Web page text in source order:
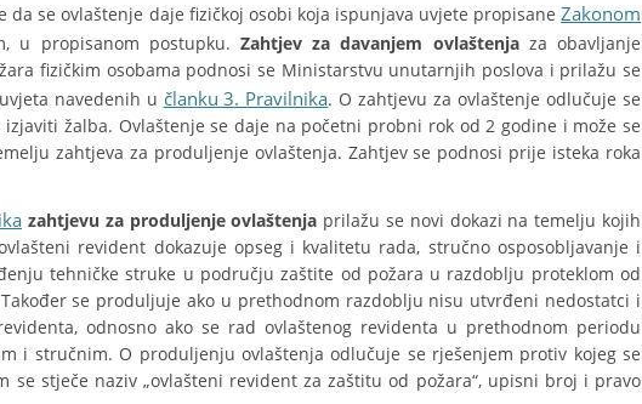
da se ovlaštenje daje fizičkoj osobi koja ispunjava uvjete propisaneZakonom
u propisanom postupku. Zahtjev za davanjem ovlaštenjaza obavljanje
fizičkim osobama podnosi se Ministarstvu unutarnjih poslova i prilažu se
navedenih u članku 3. Pravilnika. O zahtjevu za ovlaštenje odlučuje se
žalba. Ovlaštenje se daje na početni probni rok od 2 godine i može se
zahtjeva za produljenje ovlaštenja. Zahtjev se podnosi prije isteka roka
zahtjevu za produljenje ovlaštenja prilažu se novi dokazi na temelju kojih
revident dokazuje opseg i kvalitetu rada, stručno osposobljavanje i
tehničke struke u području zaštite od požara u razdoblju proteklom od
se produljuje ako u prethodnom razdoblju nisu utvrđeni nedostatci i
odnosno ako se rad ovlaštenog revidenta u prethodnom periodu
i stručnim. O produljenju ovlaštenja odlučuje se rješenjem protiv kojeg se
se stječe naziv „ovlašteni revident za zaštitu od požara“, upisni broj i pravo